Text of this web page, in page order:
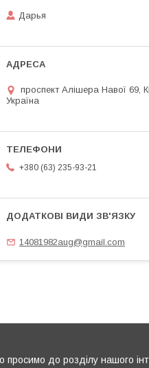
Дарья
проспект Алішера Навої 69,
Україна
+380 (63) 235-93-21
14081982aug@gmail.com
просимо до розділу нашого